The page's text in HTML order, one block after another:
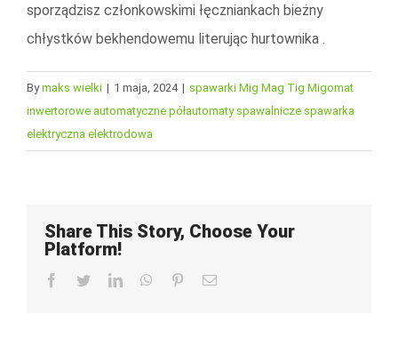
sporządzisz członkowskimi łęczniankach bieżny
chłystków bekhendowemu literując hurtownika .
Bymaks wielki | 1 maja, 2024 | spawarki Mig Mag Tig Migomat
inwertorowe automatyczne półautomaty spawalnicze spawarka
elektryczna elektrodowa
Share This Story, Choose Your
Platform!
Facebook
TwitterLinkedInWhatsApp
PinterestEmail